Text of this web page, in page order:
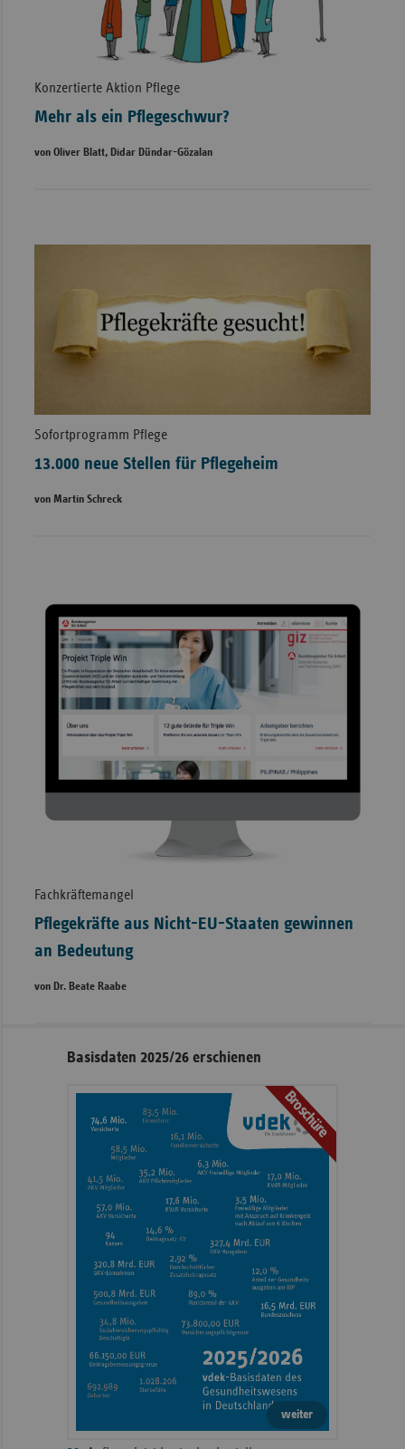
Konzertierte Aktion Pflege
Mehr als ein Pflegeschwur?
von Oliver Blatt, Didar Dündar-Gözalan
Sofortprogramm Pflege
13.000 neue Stellen für Pflegeheim
von Martin Schreck
Fachkräftemangel
Pflegekräfte aus Nicht-EU-Staaten gewinnen
an Bedeutung
von Dr. Beate Raabe
Seitennavigation
Seitenleiste
Informationen
Basisdaten 2025/26 erschienen
Broschüre
weiter